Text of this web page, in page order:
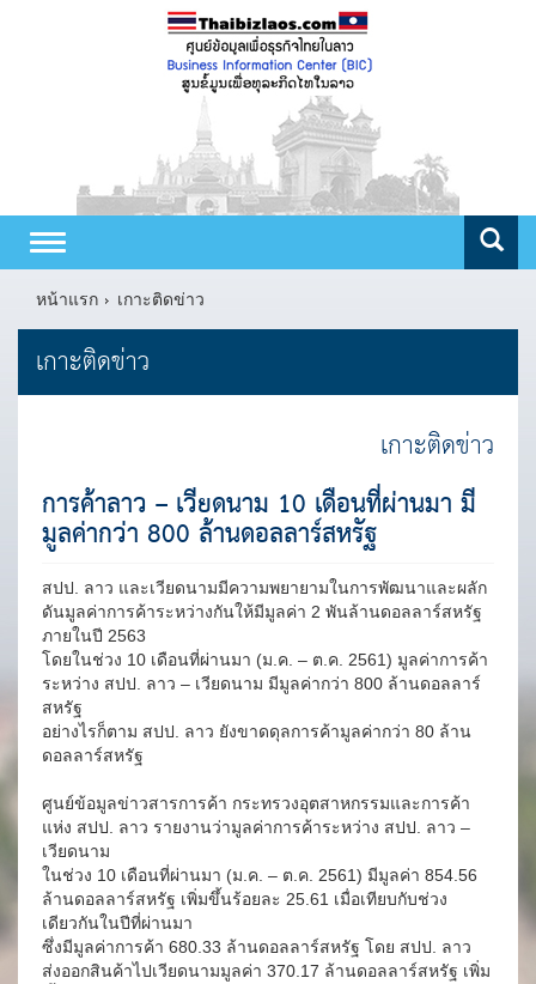
Toggle
navigation
หน้าแรก
เกาะติดข่าว
เกาะติดข่าว
เกาะติดข่าว
การค้าลาว – เวียดนาม 10 เดือนที่ผ่านมา มี
มูลค่ากว่า 800 ล้านดอลลาร์สหรัฐ
สปป. ลาว และเวียดนามมีความพยายามในการพัฒนาและผลัก
ดันมูลค่าการค้าระหว่างกันให้มีมูลค่า 2 พันล้านดอลลาร์สหรัฐ
ภายในปี 2563
โดยในช่วง 10 เดือนที่ผ่านมา (ม.ค. – ต.ค. 2561) มูลค่าการค้า
ระหว่าง สปป. ลาว – เวียดนาม มีมูลค่ากว่า 800 ล้านดอลลาร์
สหรัฐ
อย่างไรก็ตาม สปป. ลาว ยังขาดดุลการค้ามูลค่ากว่า 80 ล้าน
ดอลลาร์สหรัฐ
ศูนย์ข้อมูลข่าวสารการค้า กระทรวงอุตสาหกรรมและการค้า
แห่ง สปป. ลาว รายงานว่ามูลค่าการค้าระหว่าง สปป. ลาว –
เวียดนาม
ในช่วง 10 เดือนที่ผ่านมา (ม.ค. – ต.ค. 2561) มีมูลค่า 854.56
ล้านดอลลาร์สหรัฐ เพิ่มขึ้นร้อยละ 25.61 เมื่อเทียบกับช่วง
เดียวกันในปีที่ผ่านมา
ซึ่งมีมูลค่าการค้า 680.33 ล้านดอลลาร์สหรัฐ โดย สปป. ลาว
ส่งออกสินค้าไปเวียดนามมูลค่า 370.17 ล้านดอลลาร์สหรัฐ เพิ่ม